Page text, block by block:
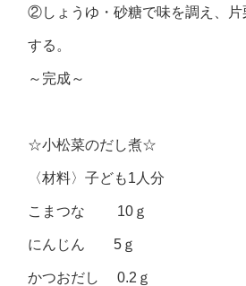
②しょうゆ・砂糖で味を調え、片
する。
～完成～
☆小松菜のだし煮☆
〈材料〉子ども1人分
こまつな 10ｇ
にんじん 5ｇ
かつおだし 0.2ｇ